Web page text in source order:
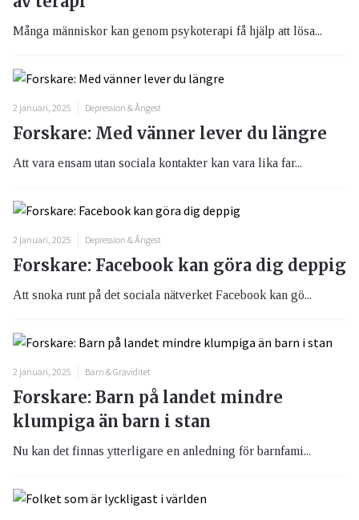
Många människor kan genom psykoterapi få hjälp att lösa...
2 januari, 2025 Depression & Ångest
Forskare: Med vänner lever du längre
Att vara ensam utan sociala kontakter kan vara lika far...
2 januari, 2025 Depression & Ångest
Forskare: Facebook kan göra dig deppig
Att snoka runt på det sociala nätverket Facebook kan gö...
2 januari, 2025 Barn & Graviditet
Forskare: Barn på landet mindre
klumpiga än barn i stan
Nu kan det finnas ytterligare en anledning för barnfami...